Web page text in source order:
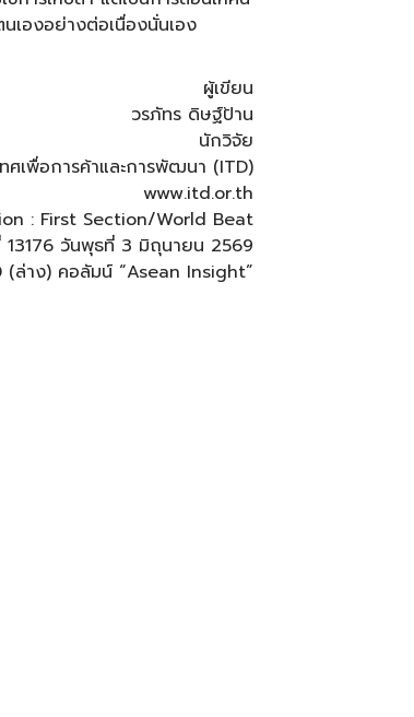
เองอย่างต่อเนื่องนั่นเอง
ผู้เขียน
วรภัทร ดิษฐ์ป้าน
นักวิจัย
ทศเพื่อการค้าและการพัฒนา (ITD)
www.itd.or.th
: First Section/World Beat
วันพุธที่ 3 มิถุนายน 2569
(ล่าง) คอลัมน์ “Asean Insight”